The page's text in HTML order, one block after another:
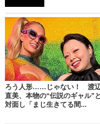
ろう人形……じゃない！ 渡辺
直美、本物の“伝説のギャル”と
対面し「まじ生きてる間...